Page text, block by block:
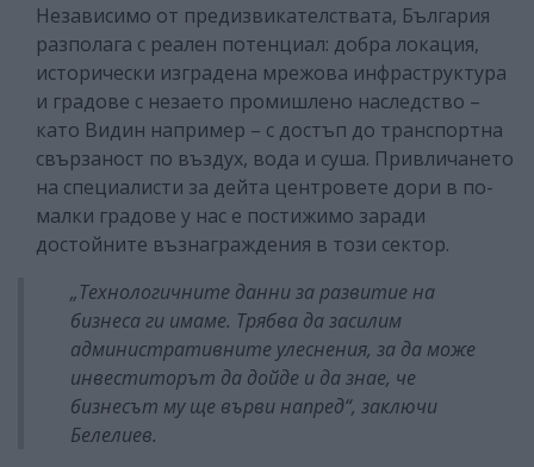
Независимо от предизвикателствата, България
разполага с реален потенциал: добра локация,
исторически изградена мрежова инфраструктура
и градове с незаето промишлено наследство –
като Видин например – с достъп до транспортна
свързаност по въздух, вода и суша. Привличането
на специалисти за дейта центровете дори в по-
малки градове у нас е постижимо заради
достойните възнаграждения в този сектор.
„Технологичните данни за развитие на
бизнеса ги имаме. Трябва да засилим
административните улеснения, за да може
инвеститорът да дойде и да знае, че
бизнесът му ще върви напред“, заключи
Белелиев.